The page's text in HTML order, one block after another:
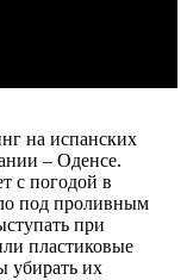
на испанских
– Оденсе.
с погодой в
под проливным
при
пластиковые
убирать их